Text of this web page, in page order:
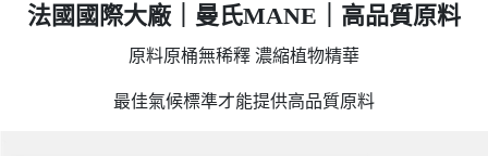
法國國際大廠｜曼氏MANE｜高品質原料
原料原桶無稀釋 濃縮植物精華
最佳氣候標準才能提供高品質原料